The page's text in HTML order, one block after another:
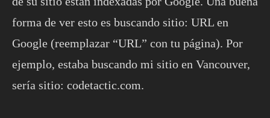
forma de ver esto es buscando sitio: URL en
Google (reemplazar “URL” con tu página). Por
ejemplo, estaba buscando mi sitio en Vancouver,
sería sitio: codetactic.com.